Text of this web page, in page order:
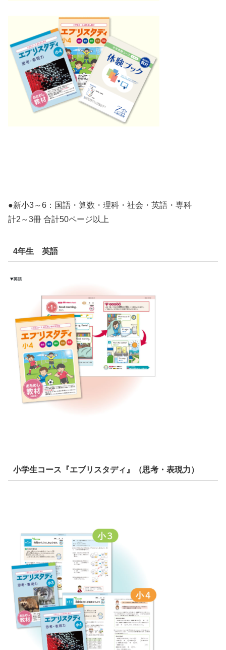
●新小3～6：国語・算数・理科・社会・英語・専科
計2～3冊 合計50ページ以上
4年生 英語
小学生コース『エブリスタディ』（思考・表現力）